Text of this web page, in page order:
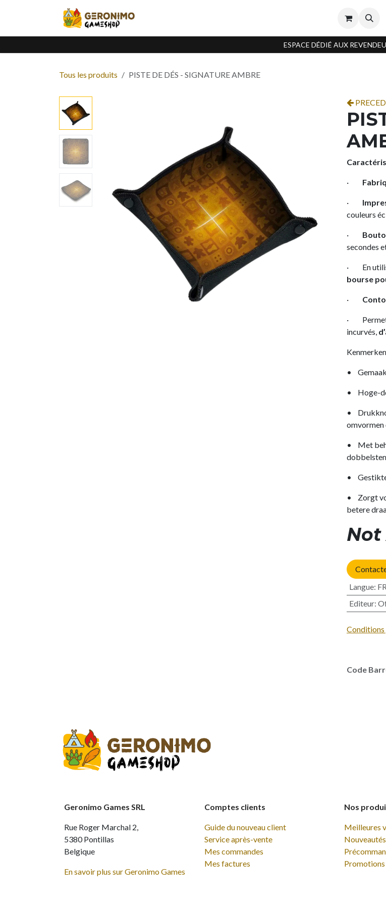
ESPACE DÉDIÉ AUX
Tous les produits PISTE DE DÉS - SIGNATURE AMBRE
·
·
couleurs
·
secondes
· En
bourse
·
· Permet
incurvés,
•
• Hoge-
•
omvormen
• Met
• Gestikte
• Zorgt
betere
Not
Langue:
Editeur:
Conditions
Code
Comptes clients
Guide du nouveau client
Service après-vente
Mes commandes
Mes factures
Nos
Meilleures
Nouveautés
Promotions
Geronimo Games SRL
Rue Roger Marchal 2,
5380 Pontillas
Belgique
En savoir plus sur Geronimo Games